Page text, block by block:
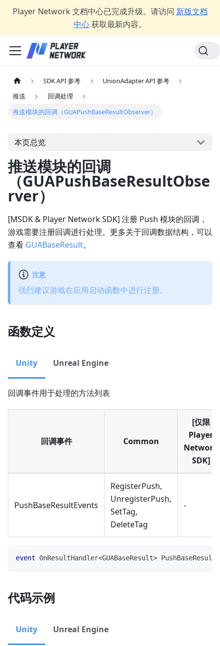
Player Network 文档中心已完成升级。请访问 新版文档
中心获取最新内容。
SDK API 参考
UnionAdapter API 参考
推送
回调处理
推送模块的回调（GUAPushBaseResultObserver）
本页总览
推送模块的回调
（GUAPushBaseResultObse
rver）
[MSDK & Player Network SDK] 注册 Push 模块的回调，
游戏需要注册回调进行处理。更多关于回调数据结构，可以
查看 GUABaseResult。
注意
强烈建议游戏在应用启动函数中进行注册。
函数定义
Unity Unreal Engine
回调事件用于处理的方法列表
回调事件 Common
[仅限
Player
Network
SDK]
PushBaseResultEvents
RegisterPush,
UnregisterPush,
SetTag,
DeleteTag
-
event OnResultHandler<GUABaseResult>
代码示例
Unity Unreal Engine